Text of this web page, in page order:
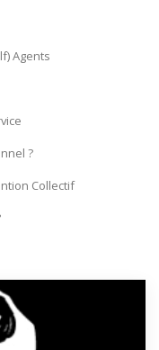
Agents
?
Collectif